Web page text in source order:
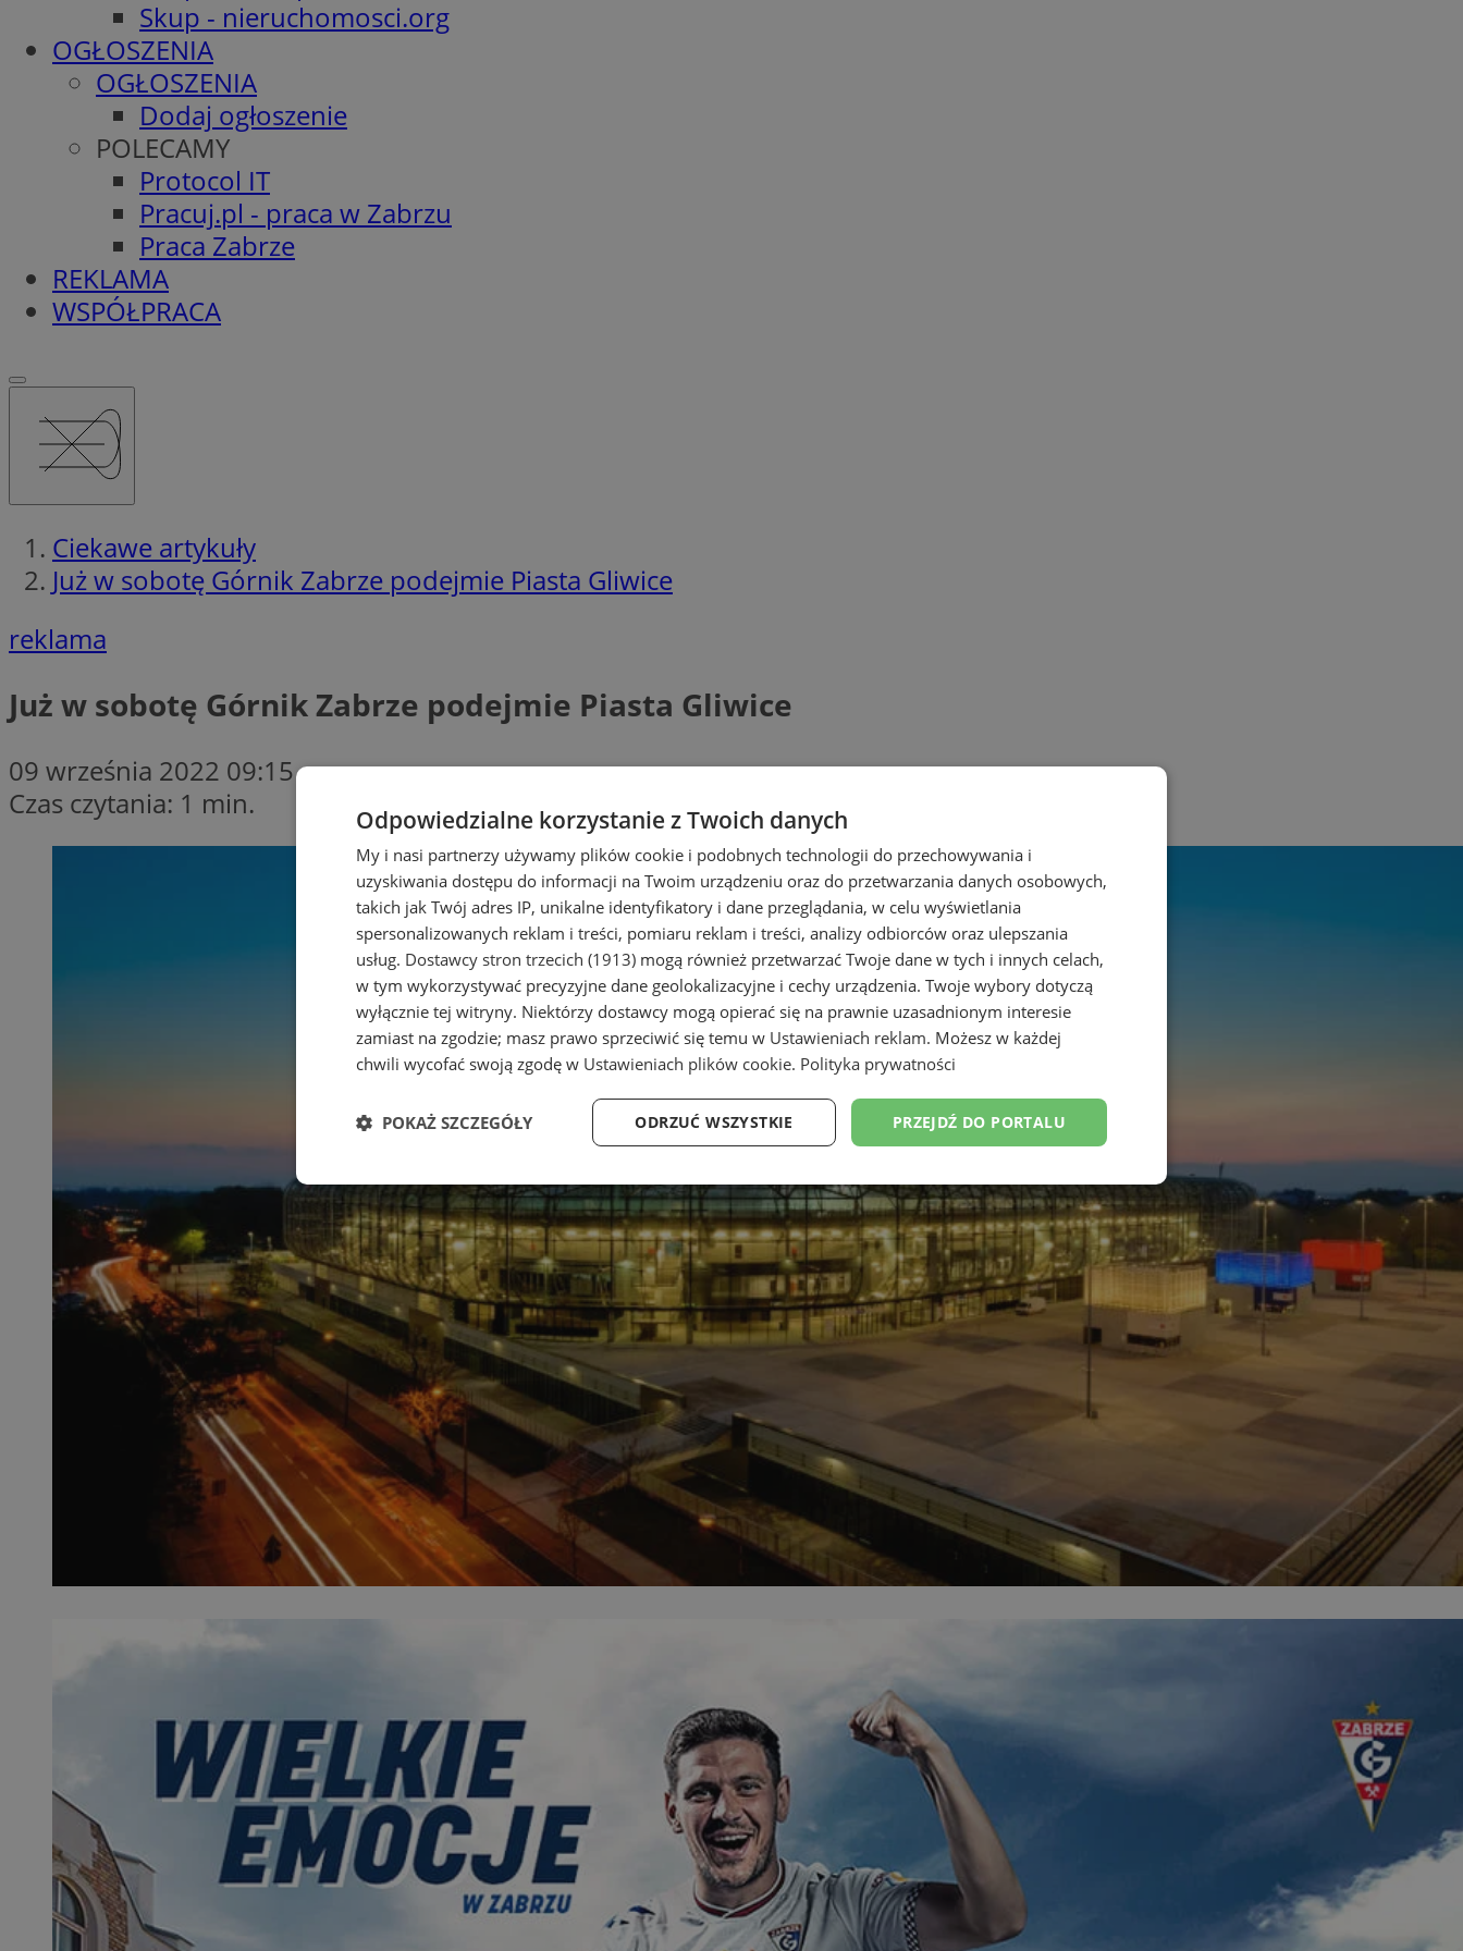
Skup - nieruchomosci.org
OGŁOSZENIA
OGŁOSZENIA
Dodaj ogłoszenie
POLECAMY
Protocol IT
Pracuj.pl - praca w Zabrzu
Praca Zabrze
REKLAMA
WSPÓŁPRACA
Ciekawe artykuły
Już w sobotę Górnik Zabrze podejmie Piasta Gliwice
reklama
Już w sobotę Górnik Zabrze podejmie Piasta Gliwice
09 września 2022 09:15
Czas czytania: 1 min.
Odpowiedzialne korzystanie z Twoich danych
My i nasi partnerzy używamy plików cookie i podobnych technologii do przechowywania i
uzyskiwania dostępu do informacji na Twoim urządzeniu oraz do przetwarzania danych osobowych,
takich jak Twój adres IP, unikalne identyfikatory i dane przeglądania, w celu wyświetlania
spersonalizowanych reklam i treści, pomiaru reklam i treści, analizy odbiorców oraz ulepszania
usług. Dostawcy stron trzecich (1913) mogą również przetwarzać Twoje dane w tych i innych celach,
w tym wykorzystywać precyzyjne dane geolokalizacyjne i cechy urządzenia. Twoje wybory dotyczą
wyłącznie tej witryny. Niektórzy dostawcy mogą opierać się na prawnie uzasadnionym interesie
zamiast na zgodzie; masz prawo sprzeciwić się temu w Ustawieniach reklam. Możesz w każdej
chwili wycofać swoją zgodę w Ustawieniach plików cookie. Polityka prywatności
PRZEJDŹ DO PORTALU
ODRZUĆ WSZYSTKIE
POKAŻ SZCZEGÓŁY
Niezbędne Wydajność Targetowanie Funkcjonalność Niesklasyfikowane
Niezbędne Wydajność Targetowanie Funkcjonalność
Niezbędne pliki cookie umożliwiają korzystanie z podstawowych funkcji strony internetowej, takich jak logowanie użytkownika i
zarządzanie kontem. Bez niezbędnych plików cookie nie można prawidłowo korzystać ze strony internetowej.
Nazwa
Provider/
Domena
przechowywania
Opis
SessID zabrze.com.pl 1 rok
Ten plik cookie przechowuje identyfikator sesji.
QeSessID
zabrze.com.pl 1 rok
Ten plik cookie przechowuje identyfikator sesji.
MvSessID
zabrze.com.pl
Ten plik cookie przechowuje identyfikator sesji.
__cf_bm
Cloudflare
29 minut 53
sekundy
Ten plik cookie służy do rozróżniania ludzi i botów. Jest
to korzystne dla strony internetowej, ponieważ
korzystania z jej witryny internetowej.
CookieScriptConsent
4 tygodnie 2 dni
Ten plik cookie jest używany przez usługę Cookie-
Script.com do zapamiętywania preferencji dotyczących
zgody użytkownika na pliki cookie. Jest to konieczne,
aby baner cookie Cookie-Script.com działał poprawnie.
VISITOR_PRIVACY_METADATA
YouTube
.youtube.com
5 miesięcy 4
tygodnie
Ten plik cookie przechowuje informacje o zgodzie
użytkownika oraz jego preferencjach dotyczących
prywatności podczas korzystania z witryny. Rejestruje
wybory dotyczące polityki prywatności i ustawień
zgody, zapewniając ich przestrzeganie w kolejnych
wizytach. Dzięki temu użytkownik nie musi ponownie
konfigurować swoich preferencji, co zwiększa wygodę i
zgodność z regulacjami ochrony danych.
Google Privacy Policy